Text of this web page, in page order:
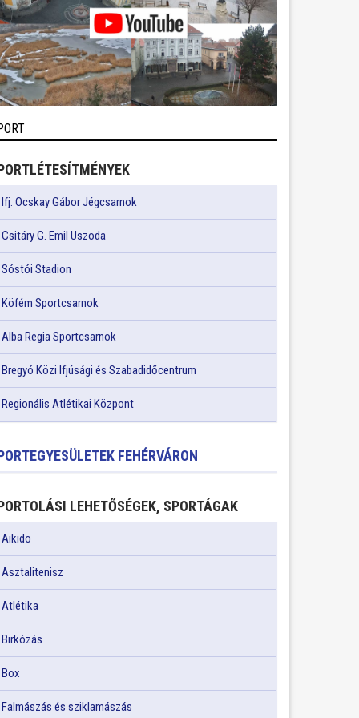
Ifj. Ocskay Gábor Jégcsarnok
Csitáry G. Emil Uszoda
Sóstói Stadion
Köfém Sportcsarnok
Alba Regia Sportcsarnok
Bregyó Közi Ifjúsági és Szabadidőcentrum
Regionális Atlétikai Központ
FEHÉRVÁRON
LEHETŐSÉGEK, SPORTÁGAK
Aikido
Asztalitenisz
Atlétika
Birkózás
Box
Falmászás és sziklamászás